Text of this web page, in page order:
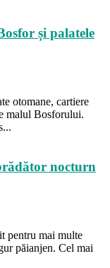
și palatele
otomane, cartiere
malul Bosforului.
nocturn
pentru mai multe
păianjen. Cel mai